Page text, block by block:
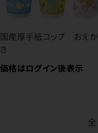
国産厚手紙コップ おえか
き
価格はログイン後表示
全